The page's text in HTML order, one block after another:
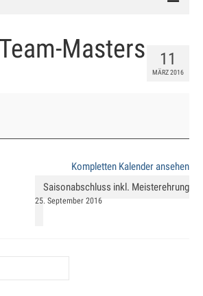
11
MÄRZ 2016
Masters
Kompletten Kalender ansehen
Saisonabschluss inkl. Meisterehrung
25. September 2016